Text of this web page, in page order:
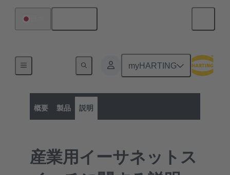
myHARTING
概要 製品 説明
産業用イーサネットスイッチ
産業用イーサネットス